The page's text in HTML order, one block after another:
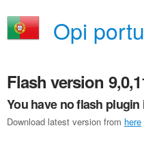
Opi
Flash version
You have no flash plugin
Download latest version from here